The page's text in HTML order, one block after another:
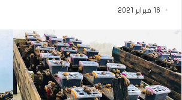
16 فبراير 2021